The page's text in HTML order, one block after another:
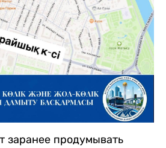
заранее продумывать